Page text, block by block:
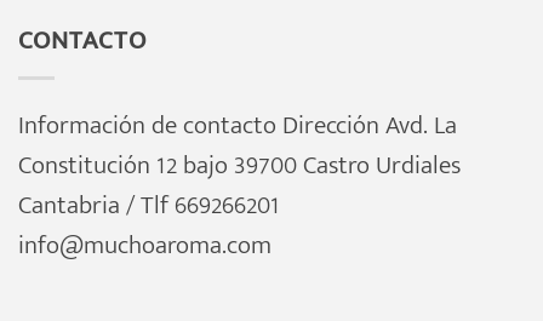
CONTACTO
Información de contacto Dirección Avd. La
Constitución 12 bajo 39700 Castro Urdiales
Cantabria / Tlf 669266201
info@muchoaroma.com